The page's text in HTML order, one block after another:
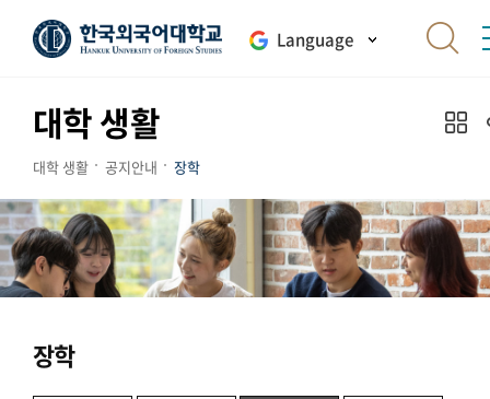
Language
대학 생활
대학 생활 공지안내 장학
장학